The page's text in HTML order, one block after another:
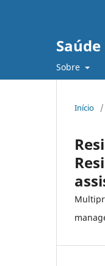
Sobre
Início /